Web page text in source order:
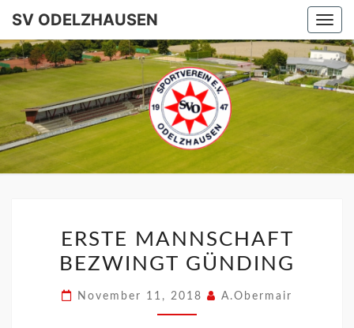
SV ODELZHAUSEN
SV
ERSTE MANNSCHAFT
BEZWINGT GÜNDING
November 11, 2018 A.Obermair